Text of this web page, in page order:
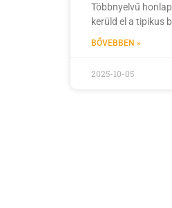
Többnyelvű
kerüld el a tipikus
BŐVEBBEN »
2025-10-05